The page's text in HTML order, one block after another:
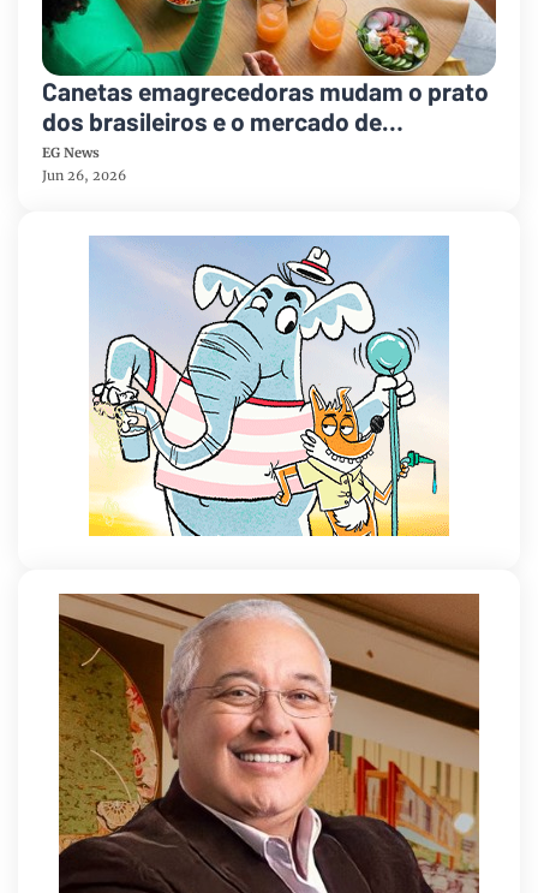
Canetas emagrecedoras mudam o prato
dos brasileiros e o mercado de
alimentação busca adaptações
EG News
Jun 26, 2026